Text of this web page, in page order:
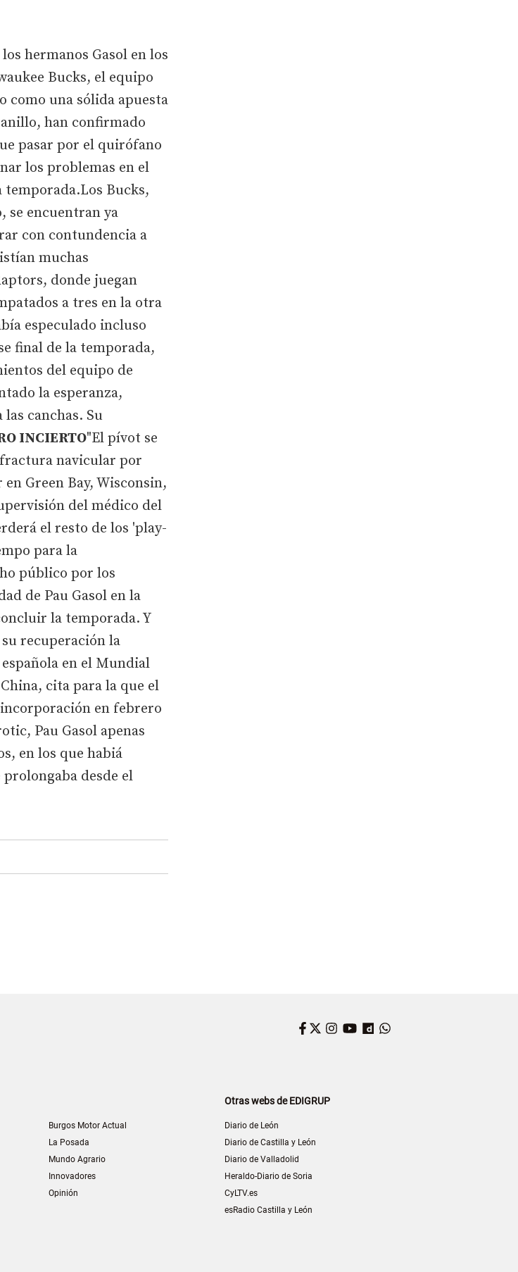
hermanos Gasol en los
Bucks, el equipo
como una sólida apuesta
han confirmado
pasar por el quirófano
los problemas en el
Bucks,
se encuentran ya
con contundencia a
muchas
donde juegan
a tres en la otra
especulado incluso
final de la temporada,
del equipo de
la esperanza,
canchas. Su
INCIERTO"El pívot se
navicular por
Green Bay, Wisconsin,
del médico del
el resto de los 'play-
para la
público por los
de Pau Gasol en la
la temporada. Y
recuperación la
en el Mundial
cita para la que el
en febrero
Pau Gasol apenas
en los que habiá
desde el
Facebook
Twitter
Instagram
YouTube
Dailymotion
Burgos Motor Actual
La Posada
Mundo Agrario
Innovadores
Opinión
Otras webs de EDIGRUP
Diario de León
Diario de Castilla y León
Diario de Valladolid
Heraldo-Diario de Soria
CyLTV.es
esRadio Castilla y León